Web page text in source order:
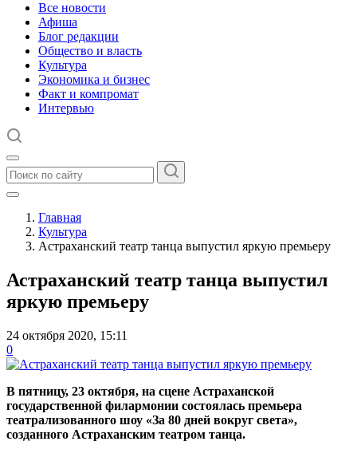
Все новости
Афиша
Блог редакции
Общество и власть
Культура
Экономика и бизнес
Факт и компромат
Интервью
Главная
Культура
Астраханский театр танца выпустил яркую премьеру
Астраханский театр танца выпустил
яркую премьеру
24 октября 2020, 15:11
0
В пятницу, 23 октября, на сцене Астраханской
государственной филармонии состоялась премьера
театрализованного шоу «За 80 дней вокруг света»,
созданного Астраханским театром танца.